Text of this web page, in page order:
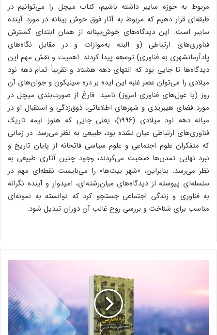
مربوط به حوزه سایبر داشته باشیم، کتاب میچل را می‌توانیم در
طبقه‌ای قرار دهیم که مربوط به آثار فوق خوش بینانه در مورد آینده
سایبر است. این دیدگاه‌های خوش‌بینانه از همان ابتدای گسترش
فناوری‌های ارتباطی (و البته به‌موازات و در مقابل نگاه‌های
پادآرمانشهری به فناوری) توسعه پیدا کردند. اهمیت و نقش مهم این
دیدگاه‌ها تا جایی بود که انتهای دهه هشتاد و تقریباً تمام دهه نود
میلادی را می‌توان عصر غلبه این ایده بر دره سیلیکون و جوان‌های آن
روز (یا غول‌های فناوری امروز) نامید. فارغ از صورت‌بندی میچل در
مورد فضای هیبریدی و شهرهای اطلاعاتی، ذوق‌زدگی و استقبال او در
میانه دهه نود میلادی (۱۹۹۶)، یعنی جایی که هنوز نیمه تاریک
فناوری‌های ارتباطی عیان نشده بود، طبیعی به نظر می‌رسد. در زمانی
که متفکران علوم اجتماعی و علوم سیاسی فاتحانه از پایان تاریخ و
نبرد نهایی تمدن‌ها صحبت می‌کردند، وجود چنین آثاری طبیعی به
نظر می‌رسد. بنابراین، «شهر بیت‌ها» را می‌بایست نقطه‌ای مهم در
سلسله‌ای پیوسته از دیدگاه‌های میان‌رشته‌ای، امیدوار و آینده نگرانه
به فناوری و زندگی اجتماعی جستجو کرد که توانسته به نمونه‌ای
مناسب برای شناخت و بررسی روح غالب آن دوران تبدیل شود.